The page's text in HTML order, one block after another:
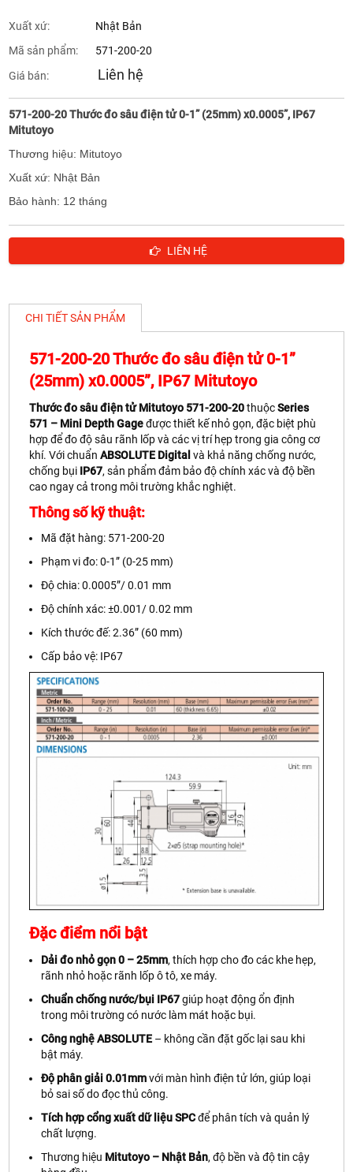
Xuất xứ:
Nhật Bản
Mã sản phẩm:
571-200-20
Giá bán:
Liên hệ
571-200-20 Thước đo sâu điện tử 0-1” (25mm) x0.0005”, IP67
Mitutoyo
Thương hiệu: Mitutoyo
Xuất xứ: Nhật Bản
Bảo hành: 12 tháng
LIÊN HỆ
CHI TIẾT SẢN PHẨM
571-200-20 Thước đo sâu điện tử 0-1”
(25mm) x0.0005”, IP67 Mitutoyo
Thước đo sâu điện tử Mitutoyo 571-200-20thuộcSeries
571 – Mini Depth Gageđược thiết kế nhỏ gọn, đặc biệt phù
hợp để đo độ sâu rãnh lốp và các vị trí hẹp trong gia công cơ
khí. Với chuẩnABSOLUTE Digital và khả năng chống nước,
chống bụi IP67, sản phẩm đảm bảo độ chính xác và độ bền
cao ngay cả trong môi trường khắc nghiệt.
Thông số kỹ thuật:
Mã đặt hàng: 571-200-20
Phạm vi đo: 0-1” (0-25 mm)
Độ chia: 0.0005”/ 0.01 mm
Độ chính xác: ±0.001/ 0.02 mm
Kích thước đế: 2.36” (60 mm)
Cấp bảo vệ: IP67
Đặc điểm nổi bật
Dải đo nhỏ gọn 0 – 25mm, thích hợp cho đo các khe hẹp,
rãnh nhỏ hoặc rãnh lốp ô tô, xe máy.
Chuẩn chống nước/bụi IP67giúp hoạt động ổn định
trong môi trường có nước làm mát hoặc bụi.
Công nghệ ABSOLUTE – không cần đặt gốc lại sau khi
bật máy.
Độ phân giải 0.01mmvới màn hình điện tử lớn, giúp loại
bỏ sai số do đọc thủ công.
Tích hợp cổng xuất dữ liệu SPCđể phân tích và quản lý
chất lượng.
Thương hiệu Mitutoyo – Nhật Bản, độ bền và độ tin cậy